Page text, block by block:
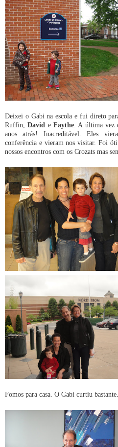
Deixei o Gabi na escola e fui direto
Ruffin,David eFaythe . A última
anos atrás! Inacreditável. Eles
conferência e vieram nos visitar. Foi
nossos encontros com os Crozats mas
Fomos para casa. O Gabi curtiu bastante.